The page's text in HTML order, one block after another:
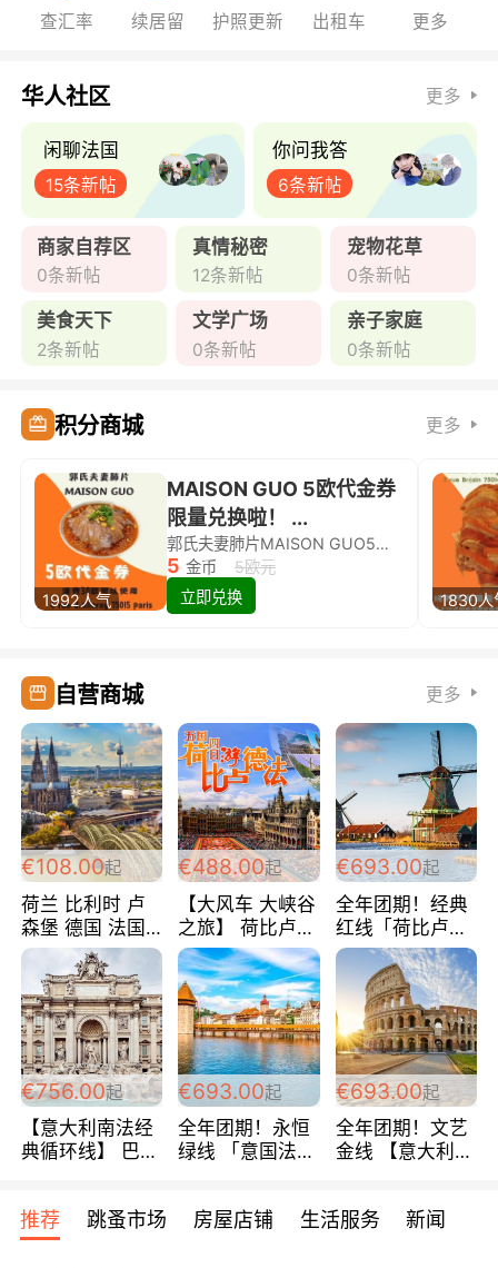
查汇率 续居留 护照更新 出租车 更多
华人社区 更多
闲聊法国
15条新帖
你问我答
6条新帖
商家自荐区
0条新帖
真情秘密
12条新帖
宠物花草
0条新帖
美食天下
2条新帖
文学广场
0条新帖
亲子家庭
0条新帖
积分商城 更多
1992人气
MAISON GUO 5欧代金券
限量兑换啦！ ...
郭氏夫妻肺片MAISON GUO5欧代金券限量兑换啦！
5 金币
5欧元
立即兑换
1830人
自营商城 更多
€108.00起
荷兰 比利时 卢
森堡 德国 法国
超爽玩遍西欧 循
环线 全程四星宾
馆 108欧/人/天
€488.00起
【大风车 大峡谷
之旅】 荷比卢德
法 巴黎上下 经
典五国四日游
488欧/人
€693.00起
全年团期！经典
红线「荷比卢德
法」七天循环 五
国 仅售99欧/人/
天！巴黎上下！
包拼房~
€756.00起
【意大利南法经
典循环线】 巴黎
宾馆 108欧/天起
全程756欧/位
€693.00起
全年团期！永恒
绿线 「意国法
欧/天起 ~包拼房
€693.00起
全年团期！文艺
金线 【意大利一
每周铁发！
推荐 跳蚤市场 房屋店铺 生活服务 新闻